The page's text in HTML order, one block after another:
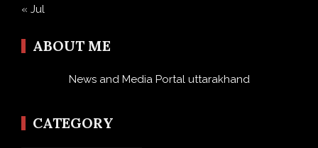
« Jul
ABOUT ME
News and Media Portal uttarakhand
CATEGORY